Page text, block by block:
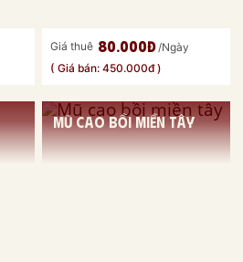
Giá thuê 80.000đ/Ngày
( Giá bán: 450.000đ )
Mũ cao bồi miền tây